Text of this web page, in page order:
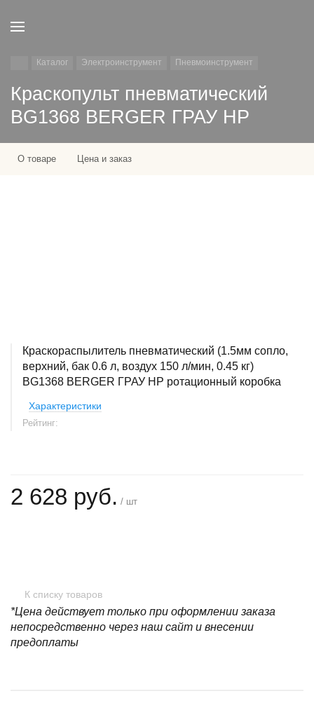
Каталог Электроинструмент Пневмоинструмент
Краскопульт пневматический
BG1368 BERGER ГРАУ HP
О товаре Цена и заказ
Краскораспылитель пневматический (1.5мм сопло,
верхний, бак 0.6 л, воздух 150 л/мин, 0.45 кг)
BG1368 BERGER ГРАУ HP ротационный коробка
Характеристики
Рейтинг:
2 628 руб. / шт
К списку товаров
*Цена действует только при оформлении заказа
непосредственно через наш сайт и внесении
предоплаты